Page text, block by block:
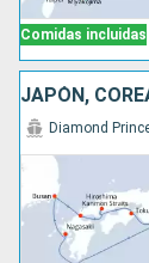
Comidas incluidas
JAPÓN,
Diamond